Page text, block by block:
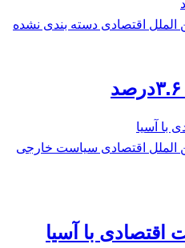
الملل اقتصادی دسته بندی نشده
الملل اقتصادی سیاست خارجی
اقتصادی با آسیا